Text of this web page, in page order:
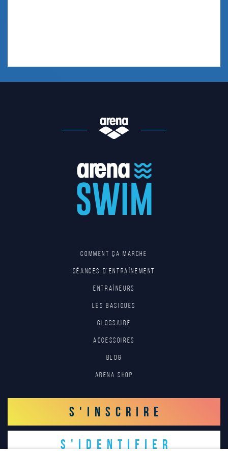
Comment ça marche
Séances d'entraînement
Entraîneurs
Les basiques
Glossaire
Accessoires
Blog
Arena Shop
S'INSCRIRE
S'IDENTIFIER